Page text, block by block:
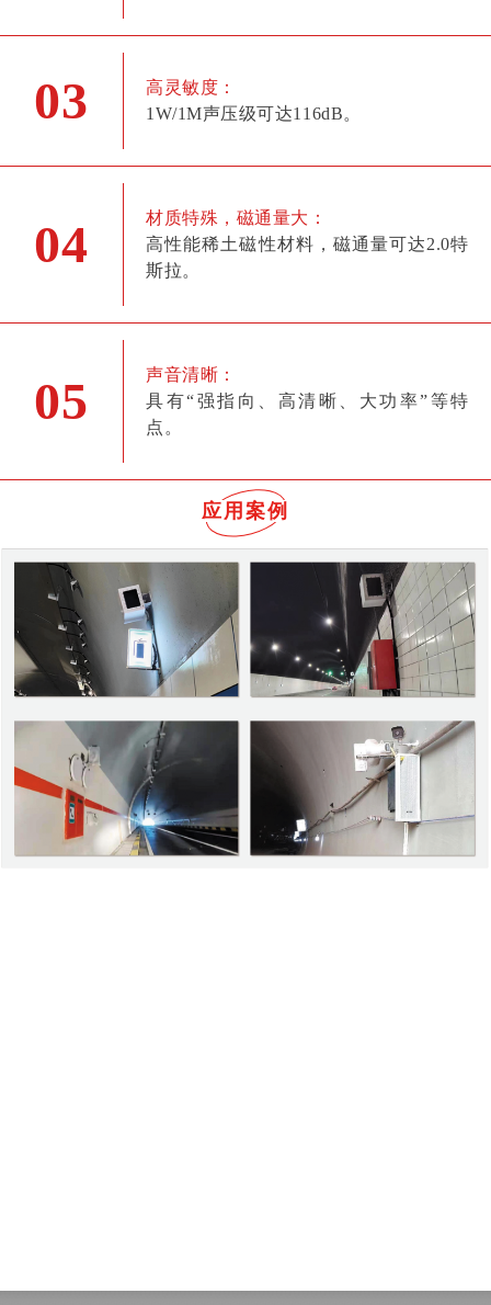
03
高灵敏度：
1W/1M声压级可达116dB。
04
材质特殊，磁通量大：
高性能稀土磁性材料，磁通量可达2.0特
斯拉。
05
声音清晰：
具有“强指向、高清晰、大功率”等特
点。
应用案例